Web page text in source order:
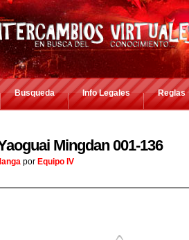
Busqueda Info Legales Reglas
Mingdan 001-136
por Equipo IV